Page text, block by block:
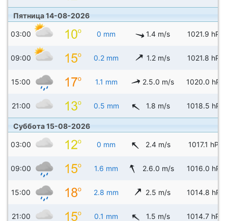
Пятница 14-08-2026
03:00 0 mm 1.4 m/s 1021.9 hPa
09:00 0.2 mm 1.2 m/s 1021.8 hPa
15:00 1.1 mm 2.5.0 m/s 1020.0 hPa
21:00 0.5 mm 1.8 m/s 1018.5 hPa
Суббота 15-08-2026
03:00 0 mm 2.4 m/s 1017.1 hPa
09:00 1.6 mm 2.6.0 m/s 1016.0 hPa
15:00 2.8 mm 2.5 m/s 1014.8 hPa
21:00 0.1 mm 1.5 m/s 1014.7 hPa